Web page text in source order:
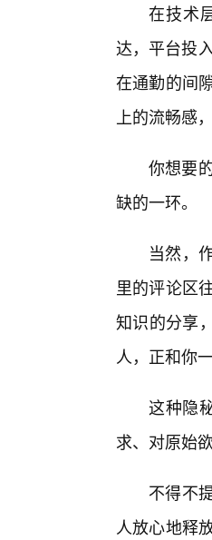
在技术
达，平台投
在通勤的间
上的流畅感
你想要
缺的一环。
当然，
里的评论区
知识的分享
人，正和你
这种隐
求、对原始
不得不
人放心地释